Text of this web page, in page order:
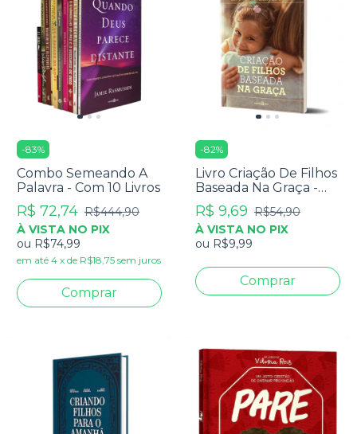
-83%
Combo Semeando A
Palavra - Com 10 Livros
R$ 72,74 R$444,90
À VISTA NO PIX
ou R$74,99
em até 4 x de R$18,75 sem juros
-82%
Livro Criação De Filhos
Baseada Na Graça -
Tim Kimmel
R$ 9,69 R$54,90
À VISTA NO PIX
ou R$9,99